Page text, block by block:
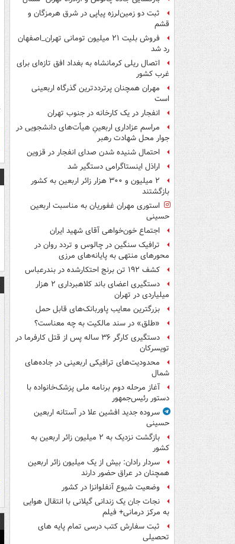
ثبت دو زمین‌لرزه پیاپی در شرق هرمزگان و
قشم
فروش بلیت ۲۱ میلیون تومانی تهران_اصفهان
رد شد
اتصال ریلی کرمانشاه به بغداد افق تازه‌ای برای
غرب کشور
مهران همچنان پرترددترین گذرگاه اربعینی
است
انفجار در یک کارخانه در جنوب تهران
مراسم عزاداری اربعینِ هیأت‌های دانشجویی در
جوار محل شهادت رهبر
احتمال شنیده شدن صدای انفجار در قزوین
اراذل اینستاگرامی دستگیر شد
۲ میلیون و ۳۰۰ هزار زائر اربعین به کشور
بازگشتند
استوری مهران غفوریان به مناسبت اربعین
حسینی
اجتماع خون‌خواهی آقای شهید ایران
ترافیک سنگین در چالوس و تردد روان در
محورهای منتهی به پایانه‌های مرزی
کشف ۱۹۲ تن برنج احتکارشده در بندرعباس
دستگیری اعضای باند کلاهبرداری ۲ هزار
میلیاردی در تهران
بزرگترین معایب پاوربانک‌های قابل حمل
«طلق» در سند مالکیت به چه معناست؟
دستگیری کارگر ۳۶ ساله پس از قتل کارفرما در
تویسرکان
محدودیت‌های ترافیکی اربعینی در جاده‌های
شمال‌
آغاز مرحله دوم برنامه ملی پزشک‌خانواده با
دستور رئیس‌جمهور
سروده جدید افشین علا در آستانه اربعین
حسینی
بازگشت نزدیک به ۲ میلیون زائر اربعین به
کشور
سردار رادان: بیش از یک میلیون زائر اربعین
همچنان در عراق حضور دارند
وضعیت شیوع آنفلوانزا در کشور
نجات جان یک زندانی گیلانی با انتقال هوایی
به مرکز درمانی+ فیلم
ثبت سفارش کتب درسی تمام پایه های
تحصیلی